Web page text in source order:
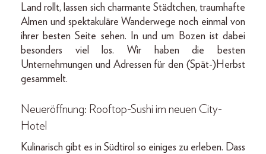
Land rollt, lassen sich charmante Städtchen, traumhafte
Almen und spektakuläre Wanderwege noch einmal von
ihrer besten Seite sehen. In und um Bozen ist dabei
besonders viel los. Wir haben die besten
Unternehmungen und Adressen für den (Spät-)Herbst
gesammelt.
Neueröffnung: Rooftop-Sushi im neuen City-
Hotel
Kulinarisch gibt es in Südtirol so einiges zu erleben. Dass